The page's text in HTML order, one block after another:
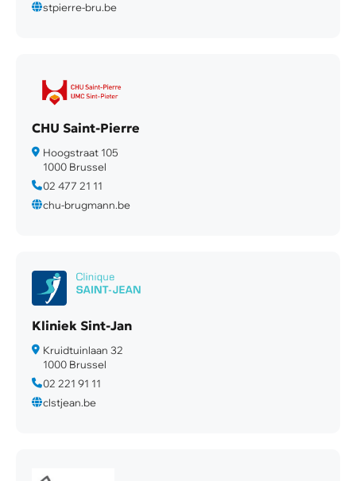
stpierre-bru.be
CHU Saint-Pierre
Hoogstraat 105
1000 Brussel
02 477 21 11
chu-brugmann.be
Kliniek Sint-Jan
Kruidtuinlaan 32
1000 Brussel
02 221 91 11
clstjean.be